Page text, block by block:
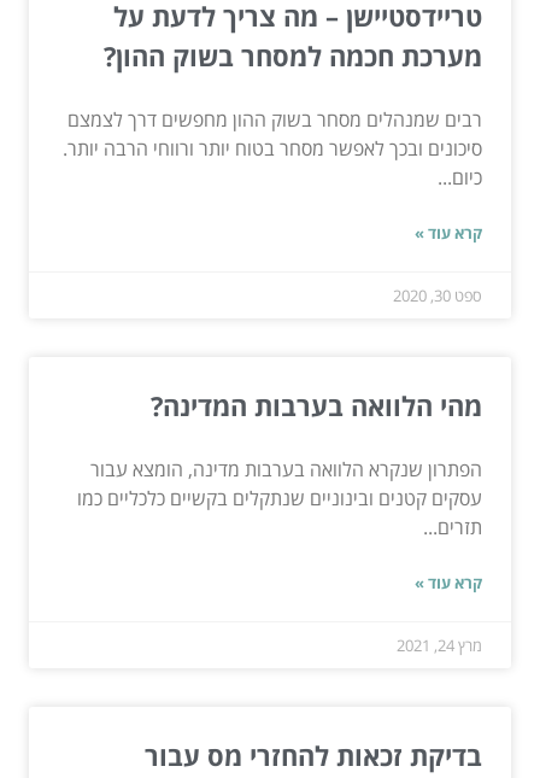
טריידסטיישן – מה צריך לדעת על
מערכת חכמה למסחר בשוק ההון?
רבים שמנהלים מסחר בשוק ההון מחפשים דרך לצמצם
סיכונים ובכך לאפשר מסחר בטוח יותר ורווחי הרבה יותר.
כיום...
קרא עוד »
ספט 30, 2020
מהי הלוואה בערבות המדינה?
הפתרון שנקרא הלוואה בערבות מדינה, הומצא עבור
עסקים קטנים ובינוניים שנתקלים בקשיים כלכליים כמו
תזרים...
קרא עוד »
מרץ 24, 2021
בדיקת זכאות להחזרי מס עבור